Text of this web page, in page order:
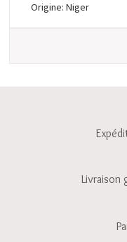
Origine: Niger
Livraison